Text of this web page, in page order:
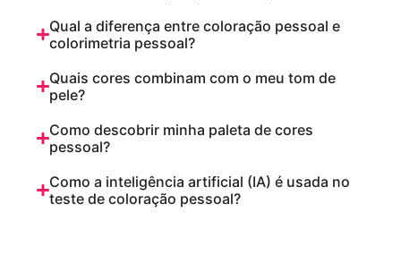
Qual a diferença entre coloração pessoal e
colorimetria pessoal?
Quais cores combinam com o meu tom de
pele?
Como descobrir minha paleta de cores
pessoal?
Como a inteligência artificial (IA) é usada no
teste de coloração pessoal?